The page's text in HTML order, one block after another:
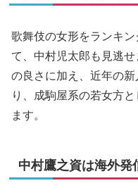
歌舞伎の女形をランキ
て、中村児太郎も見逃
の良さに加え、近年の
り、成駒屋系の若女方
ます。
中村鷹之資は海外発